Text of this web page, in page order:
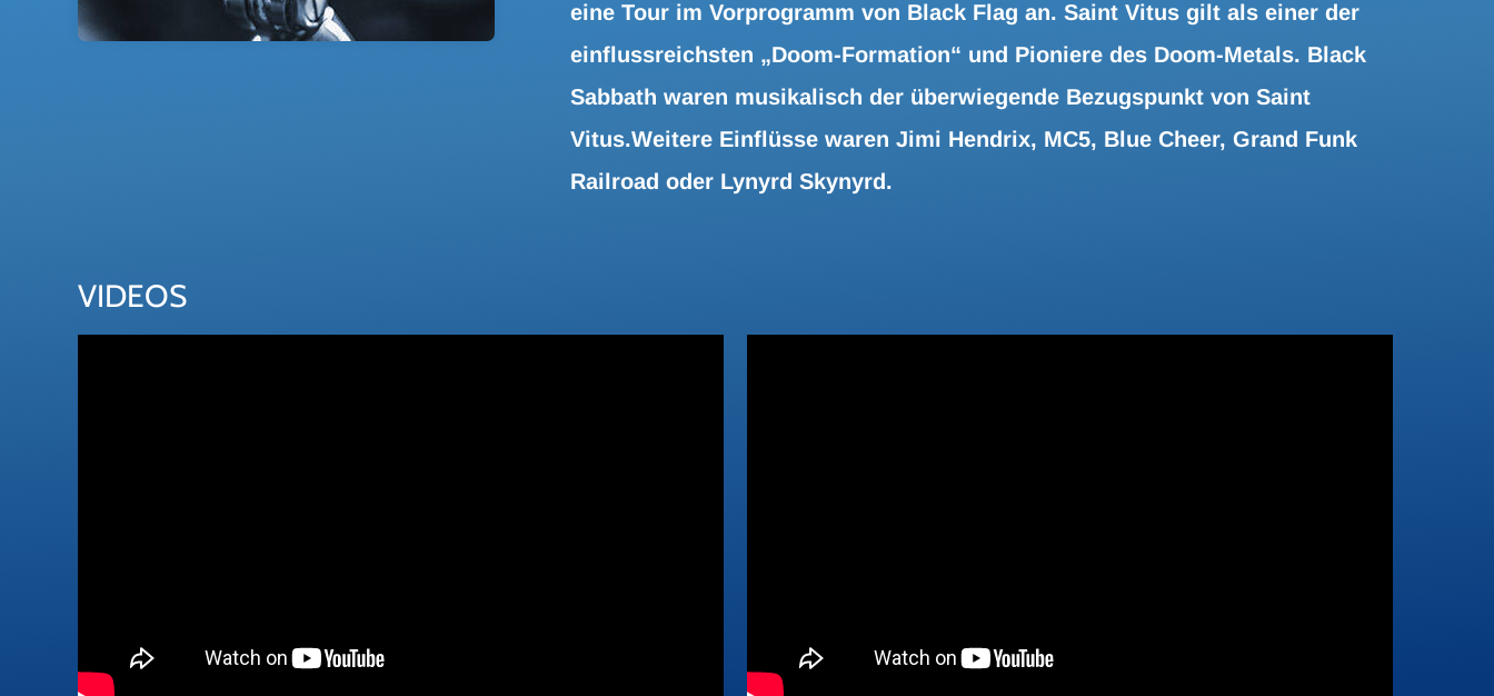
eine Tour im Vorprogramm von Black Flag an. Saint Vitus gilt als einer der
einflussreichsten „Doom-Formation“ und Pioniere des Doom-Metals. Black
Sabbath waren musikalisch der überwiegende Bezugspunkt von Saint
Vitus.Weitere Einflüsse waren Jimi Hendrix, MC5, Blue Cheer, Grand Funk
Railroad oder Lynyrd Skynyrd.
VIDEOS